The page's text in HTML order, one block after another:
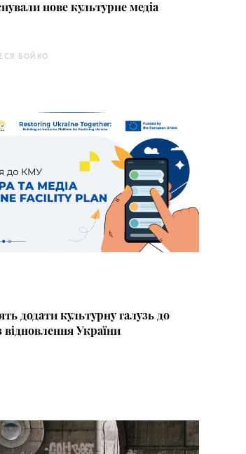
нове культурне медіа
БОЙКО
додати культурну галузь до
України